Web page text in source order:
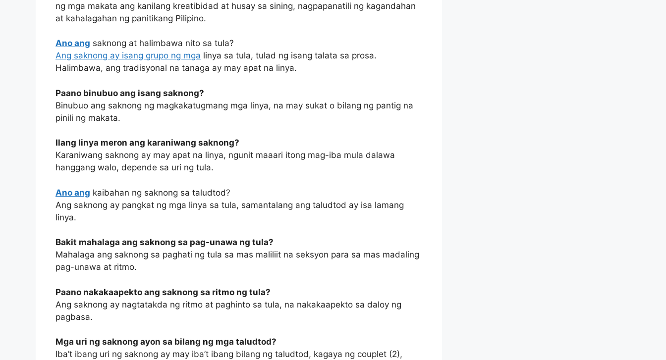
ng mga makata ang kanilang kreatibidad at husay sa sining, nagpapanatili ng kagandahan
at kahalagahan ng panitikang Pilipino.
Ano ang saknong at halimbawa nito sa tula?
Ang saknong ay isang grupo ng mga linya sa tula, tulad ng isang talata sa prosa.
Halimbawa, ang tradisyonal na tanaga ay may apat na linya.
Paano binubuo ang isang saknong?
Binubuo ang saknong ng magkakatugmang mga linya, na may sukat o bilang ng pantig na
pinili ng makata.
Ilang linya meron ang karaniwang saknong?
Karaniwang saknong ay may apat na linya, ngunit maaari itong mag-iba mula dalawa
hanggang walo, depende sa uri ng tula.
Ano ang kaibahan ng saknong sa taludtod?
Ang saknong ay pangkat ng mga linya sa tula, samantalang ang taludtod ay isa lamang
linya.
Bakit mahalaga ang saknong sa pag-unawa ng tula?
Mahalaga ang saknong sa paghati ng tula sa mas maliliit na seksyon para sa mas madaling
pag-unawa at ritmo.
Paano nakakaapekto ang saknong sa ritmo ng tula?
Ang saknong ay nagtatakda ng ritmo at paghinto sa tula, na nakakaapekto sa daloy ng
pagbasa.
Mga uri ng saknong ayon sa bilang ng mga taludtod?
Iba’t ibang uri ng saknong ay may iba’t ibang bilang ng taludtod, kagaya ng couplet (2),